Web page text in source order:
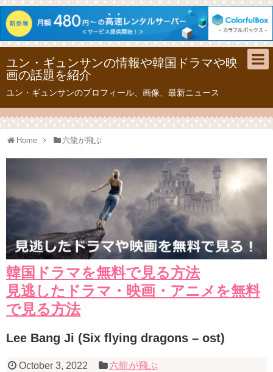
ユン・ギュンサンの情報や韓国ドラマや映
画の話題を紹介
ユン・ギュンサンのプロフィール、画像、最新ニュース
Home 六龍が飛ぶ
韓国ドラマを無料で見る方法
見逃したドラマ・映画・アニメを無料
で見る方法
Lee Bang Ji (Six flying dragons – ost)
October 3, 2022 六龍が飛ぶ